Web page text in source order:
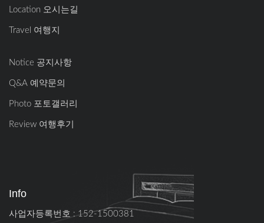
Location 오시는길
Travel 여행지
Notice 공지사항
Q&A 예약문의
Photo 포토갤러리
Review 여행후기
Info
사업자등록번호 : 152-1500381